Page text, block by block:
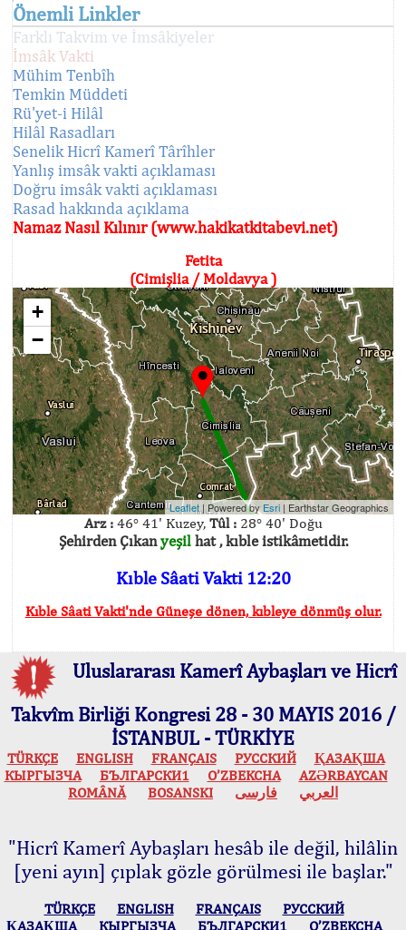
Önemli Linkler
Farklı Takvim ve İmsâkiyeler
İmsâk Vakti
Mühim Tenbîh
Temkin Müddeti
Rü'yet-i Hilâl
Hilâl Rasadları
Senelik Hicrî Kamerî Târîhler
Yanlış imsâk vakti açıklaması
Doğru imsâk vakti açıklaması
Rasad hakkında açıklama
Namaz Nasıl Kılınır (www.hakikatkitabevi.net)
Fetita
(Cimişlia / Moldavya )
+
−
Leaflet | Powered byEsri | Earthstar Geographics
Arz :46° 41' Kuzey, Tûl :28° 40' Doğu
Şehirden Çıkanyeşilhat , kıble istikâmetidir.
Kıble Sâati Vakti 12:20
Kıble Sâati Vakti'nde Güneşe dönen, kıbleye dönmüş olur.
Uluslararası Kamerî Aybaşları ve Hicrî
Takvîm Birliği Kongresi 28 - 30 MAYIS 2016 /
İSTANBUL - TÜRKİYE
TÜRKÇE ENGLISH FRANÇAIS РУССКИЙ
ҚАЗАҚША
КЫPГЫЗЧA
БЪЛГАРСКИ1 O’ZBEKCHA
AZӘRBAYCAN
ROMÂNĂ
BOSANSKI العربي فارسی
"Hicrî Kamerî Aybaşları hesâb ile değil, hilâlin
[yeni ayın] çıplak gözle görülmesi ile başlar."
TÜRKÇE ENGLISH FRANÇAIS
РУССКИЙ
ҚАЗАҚША
КЫPГЫЗЧA БЪЛГАРСКИ1 O’ZBEKCHA